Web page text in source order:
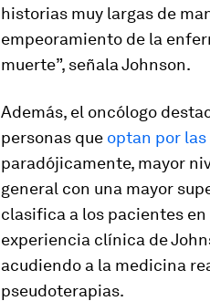
historias muy largas de
empeoramiento de la
muerte”, señala Johnson.
Además, el oncólogo
personas que optan por
paradójicamente, mayor
general con una mayor
clasifica a los pacientes
experiencia clínica de
acudiendo a la medicina
pseudoterapias.